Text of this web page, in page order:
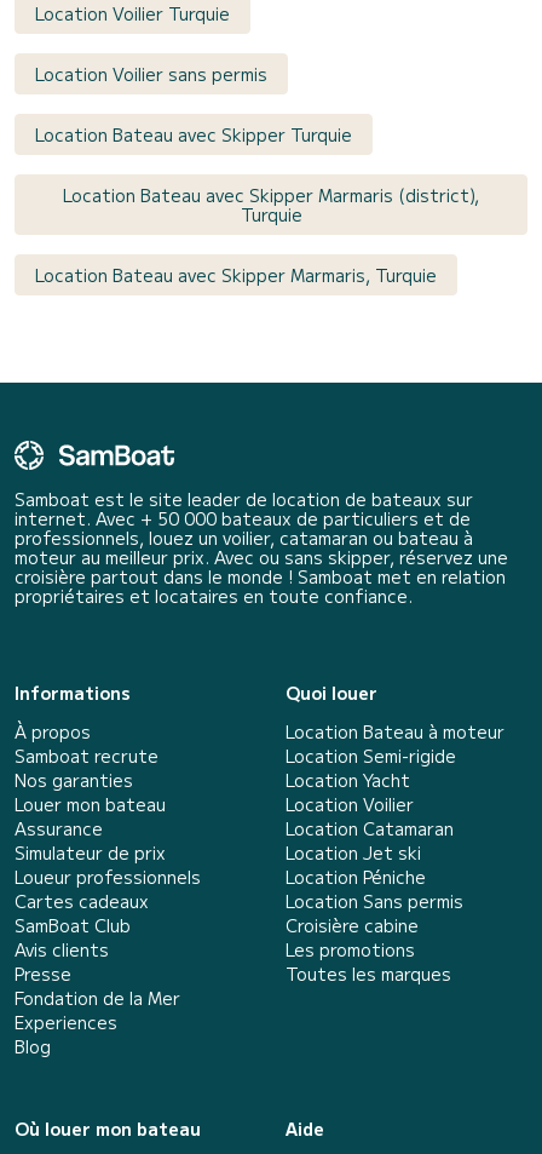
Location Voilier Turquie
Location Voilier sans permis
Location Bateau avec Skipper Turquie
Location Bateau avec Skipper Marmaris (district),
Turquie
Location Bateau avec Skipper Marmaris, Turquie
Samboat est le site leader de location de bateaux sur
internet. Avec + 50 000 bateaux de particuliers et de
professionnels, louez un voilier, catamaran ou bateau à
moteur au meilleur prix. Avec ou sans skipper, réservez une
croisière partout dans le monde ! Samboat met en relation
propriétaires et locataires en toute confiance.
Informations
À propos
Samboat recrute
Nos garanties
Louer mon bateau
Assurance
Simulateur de prix
Loueur professionnels
Cartes cadeaux
SamBoat Club
Avis clients
Presse
Fondation de la Mer
Experiences
Blog
Quoi louer
Location Bateau à moteur
Location Semi-rigide
Location Yacht
Location Voilier
Location Catamaran
Location Jet ski
Location Péniche
Location Sans permis
Croisière cabine
Les promotions
Toutes les marques
Où louer mon bateau
Aide